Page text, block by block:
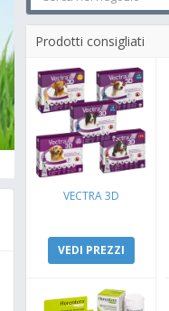
Prodotti consigliati
VECTRA 3D
VEDI PREZZI